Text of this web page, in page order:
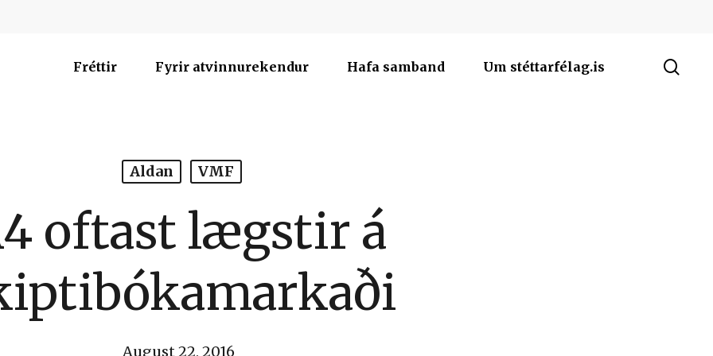
Fréttir Fyrir atvinnurekendur Hafa samband Um stéttarfélag.is
Aldan VMF
oftast lægstir á
August 22, 2016